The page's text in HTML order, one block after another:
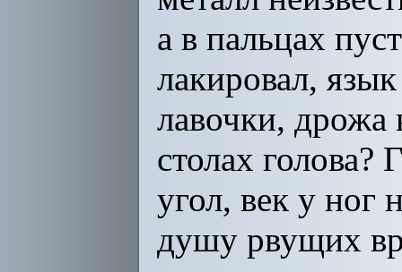
а в пальцах
лакировал,
лавочки,
столах голова?
угол, век у ног
душу рвущих